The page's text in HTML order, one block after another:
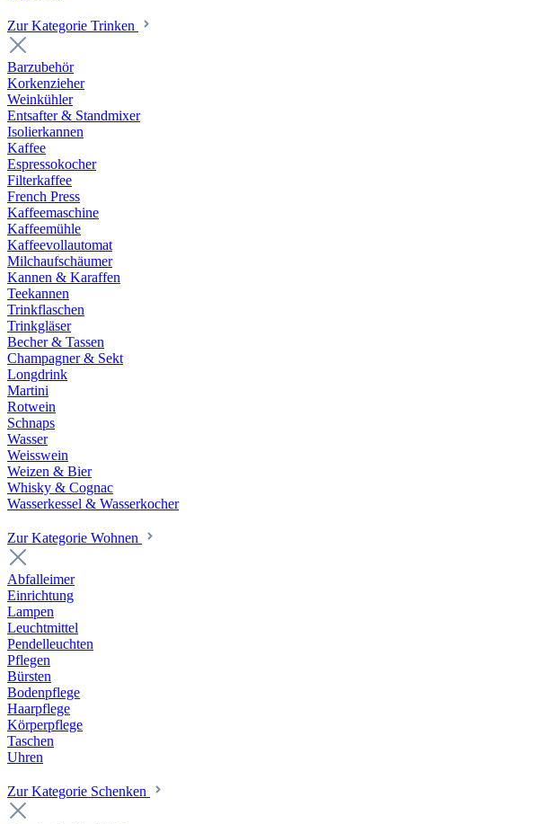
Zur Kategorie Trinken
Barzubehör
Korkenzieher
Weinkühler
Entsafter & Standmixer
Isolierkannen
Kaffee
Espressokocher
Filterkaffee
French Press
Kaffeemaschine
Kaffeemühle
Kaffeevollautomat
Milchaufschäumer
Kannen & Karaffen
Teekannen
Trinkflaschen
Trinkgläser
Becher & Tassen
Champagner & Sekt
Longdrink
Martini
Rotwein
Schnaps
Wasser
Weisswein
Weizen & Bier
Whisky & Cognac
Wasserkessel & Wasserkocher
Zur Kategorie Wohnen
Abfalleimer
Einrichtung
Lampen
Leuchtmittel
Pendelleuchten
Pflegen
Bürsten
Bodenpflege
Haarpflege
Körperpflege
Taschen
Uhren
Zur Kategorie Schenken